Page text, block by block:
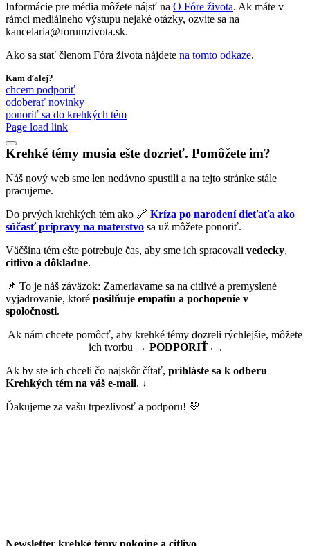
Informácie pre média môžete nájsť na O Fóre života. Ak máte v
rámci mediálneho výstupu nejaké otázky, ozvite sa na
kancelaria@forumzivota.sk.
Ako sa stať členom Fóra života nájdete na tomto odkaze.
Kam ďalej?
chcem podporiť
odoberať novinky
ponoriť sa do krehkých tém
Page load link
Krehké témy musia ešte dozrieť. Pomôžete im?
Náš nový web sme len nedávno spustili a na tejto stránke stále
pracujeme.
Do prvých krehkých tém ako 🔗 Kríza po narodení dieťaťa ako
súčasť prípravy na materstvo sa už môžete ponoriť.
Väčšina tém ešte potrebuje čas, aby sme ich spracovali vedecky,
citlivo a dôkladne.
📌 To je náš záväzok: Zameriavame sa na citlivé a premyslené
vyjadrovanie, ktoré posilňuje empatiu a pochopenie v
spoločnosti.
Ak nám chcete pomôcť, aby krehké témy dozreli rýchlejšie, môžete
ich tvorbu → PODPORIŤ←.
Ak by ste ich chceli čo najskôr čítať, prihláste sa k odberu
Krehkých tém na váš e-mail. ↓
Ďakujeme za vašu trpezlivosť a podporu! 💛
Newsletter krehké témy pokojne a citlivo